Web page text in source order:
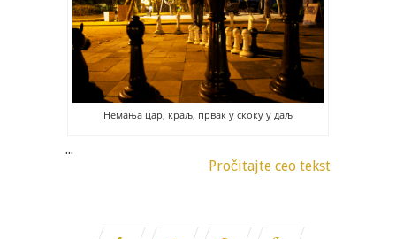
Немања цар, краљ, првак у скоку у даљ
...
Pročitajte ceo tekst